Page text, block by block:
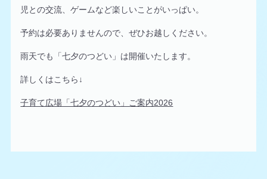
児との交流、ゲームなど楽しいことがいっぱい。
予約は必要ありませんので、ぜひお越しください。
雨天でも「七夕のつどい」は開催いたします。
詳しくはこちら↓
子育て広場「七夕のつどい」ご案内2026